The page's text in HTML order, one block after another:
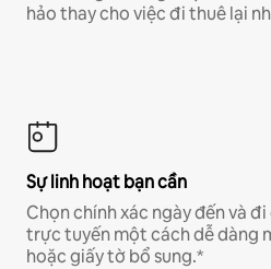
hảo thay cho việc đi thuê lại
Sự linh hoạt bạn cần
Chọn chính xác ngày đến và
trực tuyến một cách dễ dàng
hoặc giấy tờ bổ sung.*